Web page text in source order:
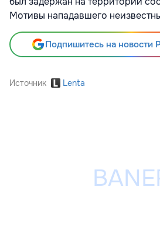
Мотивы нападавшего
Подпишитесь на новости
Источник Lenta